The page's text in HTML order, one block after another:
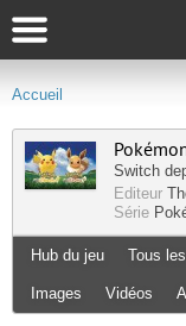
Accueil
Switch
Editeur
Série
Hub du jeu Tous
Images Vidéos